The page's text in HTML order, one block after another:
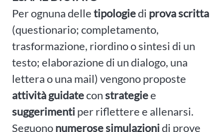
Per ognuna delletipologiedi prova scritta
(questionario; completamento,
trasformazione, riordino o sintesi di un
testo; elaborazione di un dialogo, una
lettera o una mail) vengono proposte
attività guidateconstrategiee
suggerimenti per riflettere e allenarsi.
Seguononumerosesimulazionidi prove